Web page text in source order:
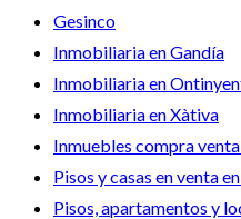
Gesinco
Inmobiliaria en Gandía
Inmobiliaria en
Inmobiliaria en Xàtiva
Inmuebles compra
Pisos y casas en venta
Pisos, apartamentos y